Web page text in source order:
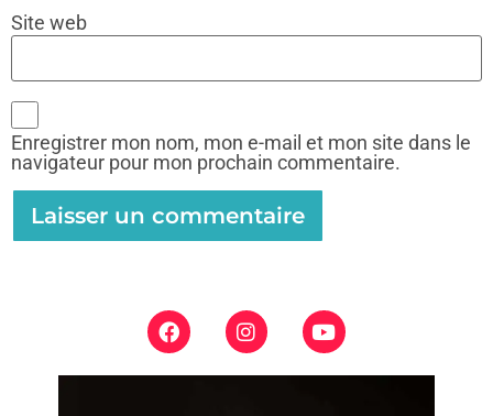
Site web
Enregistrer mon nom, mon e-mail et mon site dans le
navigateur pour mon prochain commentaire.